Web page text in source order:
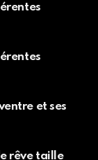
et ses
rêve taille